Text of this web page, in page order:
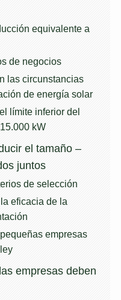
equivalente a
de negocios
las circunstancias
de energía solar
límite inferior del
kW
el tamaño –
juntos
de selección
eficacia de la
empresas
empresas deben